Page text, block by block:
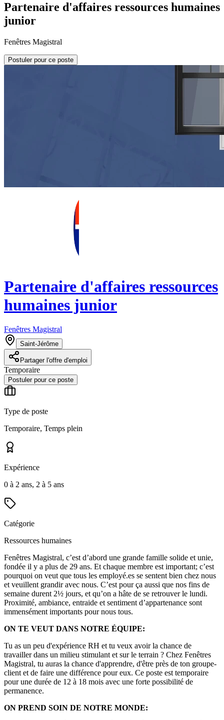
Partenaire d'affaires ressources humaines
junior
Fenêtres Magistral
Postuler pour ce poste
Partenaire d'affaires ressources
humaines junior
Fenêtres Magistral
Saint-Jérôme
Partager l'offre d'emploi
Temporaire
Postuler pour ce poste
Type de poste
Temporaire, Temps plein
Expérience
0 à 2 ans, 2 à 5 ans
Catégorie
Ressources humaines
Fenêtres Magistral, c’est d’abord une grande famille solide et unie,
fondée il y a plus de 29 ans. Et chaque membre est important; c’est
pourquoi on veut que tous les employé.es se sentent bien chez nous
et veuillent grandir avec nous. C’est pour ça aussi que nos fins de
semaine durent 2½ jours, et qu’on a hâte de se retrouver le lundi.
Proximité, ambiance, entraide et sentiment d’appartenance sont
immensément importants pour nous tous.
ON TE VEUT DANS NOTRE ÉQUIPE:
Tu as un peu d'expérience RH et tu veux avoir la chance de
travailler dans un milieu stimulant et sur le terrain ? Chez Fenêtres
Magistral, tu auras la chance d'apprendre, d'être près de ton groupe-
client et de faire une différence pour eux. Ce poste est temporaire
pour une durée de 12 à 18 mois avec une forte possibilité de
permanence.
ON PREND SOIN DE NOTRE MONDE: